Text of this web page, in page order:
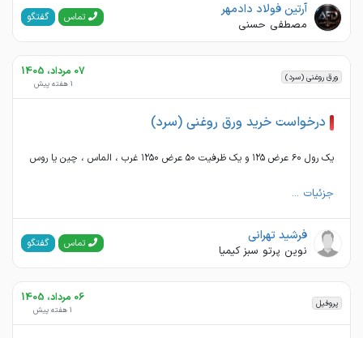
آرتین فولاد دادمهر
مصطفی حسنی تماس گفتگو
ورق روغنی (سرد) 07 مرداد، 1405
1 هفته پیش
درخواست خرید ورق روغنی (سرد)
یک رول ۶۰ عرض ۱۲۵ و یک ظرفیت ۵۰ عرض ۱۲۵۰ غرب ، الماس ، چین یا روس
جزئیات ...
فرشید تهرانی
نوین پرتو سبز کیمیا تماس گفتگو
پروفیل 06 مرداد، 1405
1 هفته پیش